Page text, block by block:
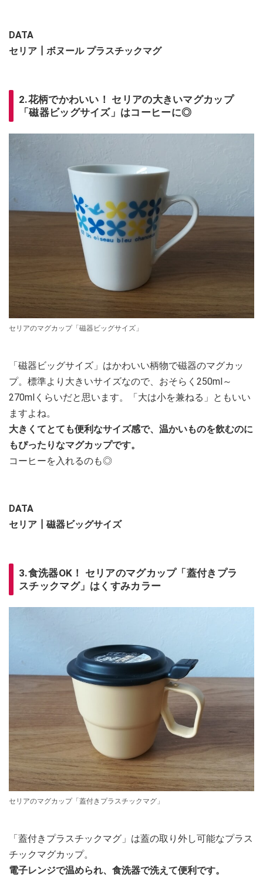
DATA
セリア┃ボヌール プラスチックマグ
2.花柄でかわいい！ セリアの大きいマグカップ
「磁器ビッグサイズ」はコーヒーに◎
セリアのマグカップ「磁器ビッグサイズ」
「磁器ビッグサイズ」はかわいい柄物で磁器のマグカッ
プ。標準より大きいサイズなので、おそらく250ml～
270mlくらいだと思います。「大は小を兼ねる」ともいい
ますよね。
大きくてとても便利なサイズ感で、温かいものを飲むのに
もぴったりなマグカップです。
コーヒーを入れるのも◎
DATA
セリア┃磁器ビッグサイズ
3.食洗器OK！ セリアのマグカップ「蓋付きプラ
スチックマグ」はくすみカラー
セリアのマグカップ「蓋付きプラスチックマグ」
「蓋付きプラスチックマグ」は蓋の取り外し可能なプラス
チックマグカップ。
電子レンジで温められ、食洗器で洗えて便利です。